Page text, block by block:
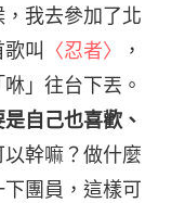
我去參加了北
叫 〈忍者〉
，
」往台下丟。
自己也喜歡、
幹嘛？做什麼
團員，這樣可